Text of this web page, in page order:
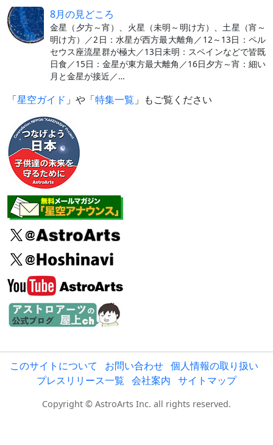
8月の見どころ
金星（夕方～宵）、火星（未明～明け方）、土星（宵～
明け方）／2日：水星が西方最大離角／12～13日：ペル
セウス座流星群が極大／13日未明：スペインなどで皆既
日食／15日：金星が東方最大離角／16日夕方～宵：細い
月と金星が接近／…
「星空ガイド 」や「特集一覧 」もご覧ください
このサイトについて お問い合わせ 個人情報の取り扱い
プレスリリース一覧 会社案内 サイトマップ
Copyright © AstroArts Inc. all rights reserved.